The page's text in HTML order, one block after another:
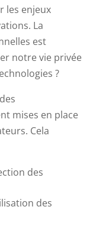
les enjeux
La
est
notre vie privée
?
mises en place
Cela
des
des